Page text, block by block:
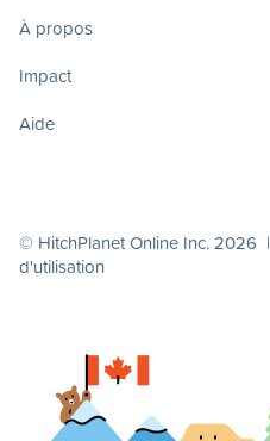
À propos
Impact
Aide
© HitchPlanet Online Inc. 2026 |
d'utilisation